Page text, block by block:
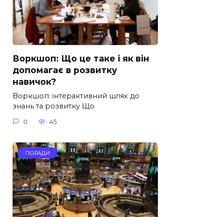
Воркшоп: Що це таке і як він
допомагає в розвитку
навичок?
Воркшоп: інтерактивний шлях до
знань та розвитку Що
0 45
ПОРАДИ